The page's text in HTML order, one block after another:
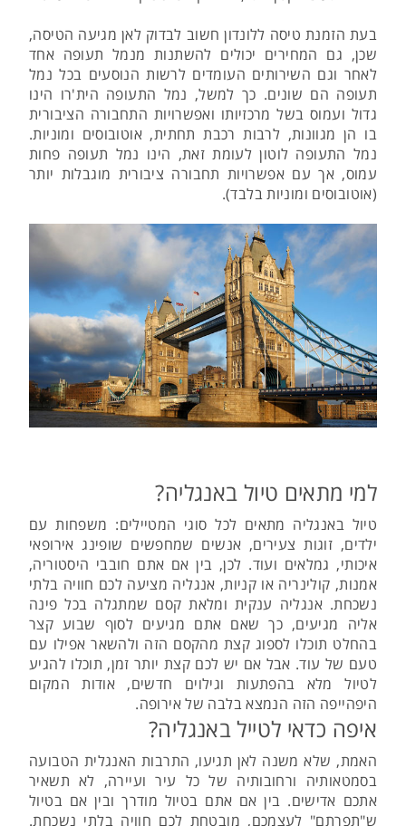
בעת הזמנת טיסה ללונדון חשוב לבדוק לאן מגיעה הטיסה,
שכן, גם המחירים יכולים להשתנות מנמל תעופה אחד
לאחר וגם השירותים העומדים לרשות הנוסעים בכל נמל
תעופה הם שונים. כך למשל, נמל התעופה הית'רו הינו
גדול ועמוס בשל מרכזיותו ואפשרויות התחבורה הציבורית
בו הן מגוונות, לרבות רכבת תחתית, אוטובוסים ומוניות.
נמל התעופה לוטון לעומת זאת, הינו נמל תעופה פחות
עמוס, אך עם אפשרויות תחבורה ציבורית מוגבלות יותר
(אוטובוסים ומוניות בלבד).
למי מתאים טיול באנגליה?
טיול באנגליה מתאים לכל סוגי המטיילים: משפחות עם
ילדים, זוגות צעירים, אנשים שמחפשים שופינג אירופאי
איכותי, גמלאים ועוד. לכן, בין אם אתם חובבי היסטוריה,
אמנות, קולינריה או קניות, אנגליה מציעה לכם חוויה בלתי
נשכחת. אנגליה ענקית ומלאת קסם שמתגלה בכל פינה
אליה מגיעים, כך שאם אתם מגיעים לסוף שבוע קצר
בהחלט תוכלו לספוג קצת מהקסם הזה ולהשאר אפילו עם
טעם של עוד. אבל אם יש לכם קצת יותר זמן, תוכלו להגיע
לטיול מלא בהפתעות וגילוים חדשים, אודות המקום
היפהייפה הזה הנמצא בלבה של אירופה.
איפה כדאי לטייל באנגליה?
האמת, שלא משנה לאן תגיעו, התרבות האנגלית הטבועה
בסמטאותיה ורחובותיה של כל עיר ועיירה, לא תשאיר
אתכם אדישים. בין אם אתם בטיול מודרך ובין אם בטיול
ש"תפרתם" לעצמכם, מובטחת לכם חוויה בלתי נשכחת.